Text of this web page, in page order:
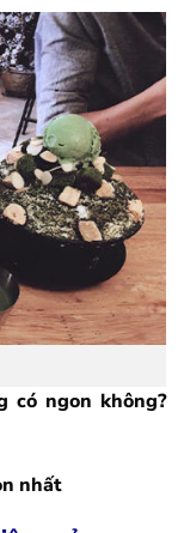
có ngon không?
nhất